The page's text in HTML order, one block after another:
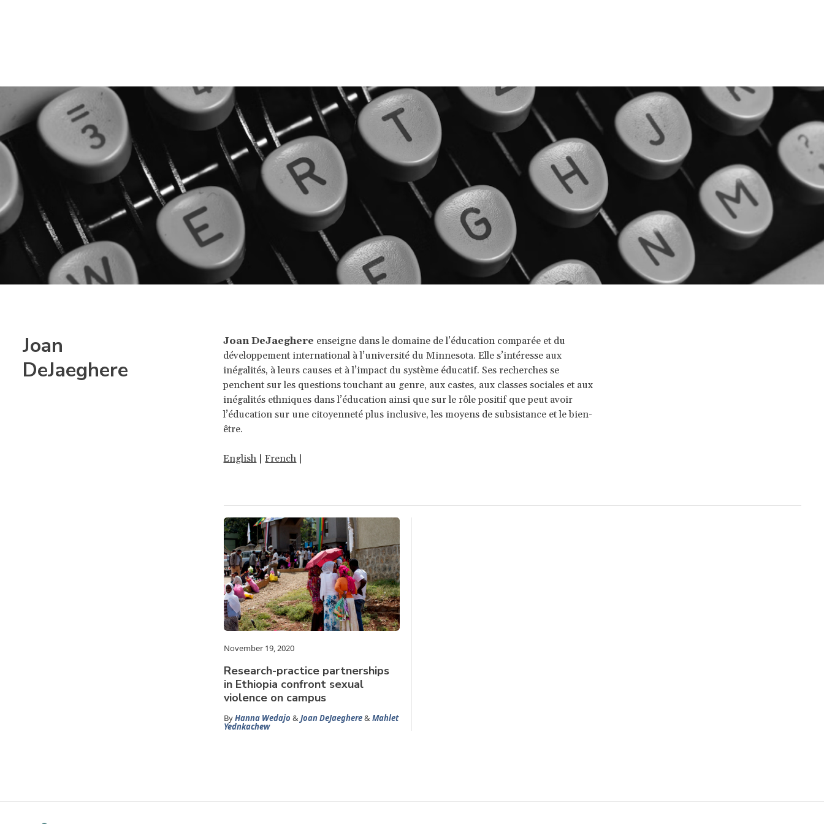
Joan
DeJaeghere
Joan DeJaeghere enseigne dans le domaine de l’éducation comparée et du
développement international à l’université du Minnesota. Elle s’intéresse aux
inégalités, à leurs causes et à l’impact du système éducatif. Ses recherches se
penchent sur les questions touchant au genre, aux castes, aux classes sociales et aux
inégalités ethniques dans l’éducation ainsi que sur le rôle positif que peut avoir
l’éducation sur une citoyenneté plus inclusive, les moyens de subsistance et le bien-
être.
English |French |
November 19, 2020
Research-practice partnerships
in Ethiopia confront sexual
violence on campus
ByHanna Wedajo &Joan DeJaeghere&Mahlet
Yednkachew